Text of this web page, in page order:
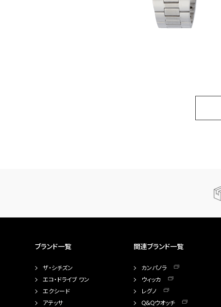
ブランド一覧
ザ・シチズン
エコ・ドライブ ワン
エクシード
アテッサ
関連ブランド一覧
カンパノラ
ウィッカ
レグノ
Q&Qウオッチ